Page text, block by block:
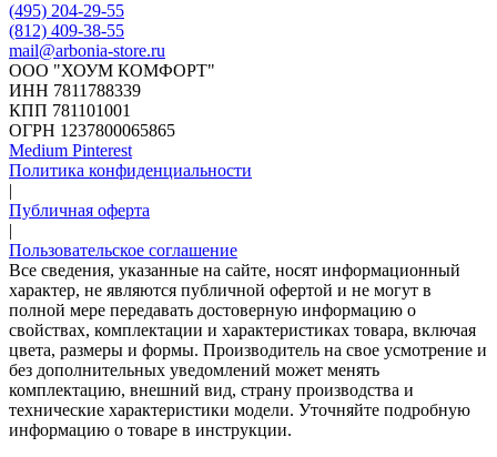
(495) 204-29-55
(812) 409-38-55
mail@arbonia-store.ru
ООО "ХОУМ КОМФОРТ"
‍ИНН 7811788339
КПП 781101001
ОГРН 1237800065865
Medium Pinterest
Политика конфиденциальности
|
Публичная оферта
|
Пользовательское соглашение
Все сведения, указанные на сайте, носят информационный
характер, не являются публичной офертой и не могут в
полной мере передавать достоверную информацию о
свойствах, комплектации и характеристиках товара, включая
цвета, размеры и формы. Производитель на свое усмотрение и
без дополнительных уведомлений может менять
комплектацию, внешний вид, страну производства и
технические характеристики модели. Уточняйте подробную
информацию о товаре в инструкции.